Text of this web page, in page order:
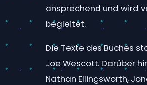
ansprechend und wird
begleitet.
Die Texte des Buches
Joe Wescott. Darüber
Nathan Ellingsworth,